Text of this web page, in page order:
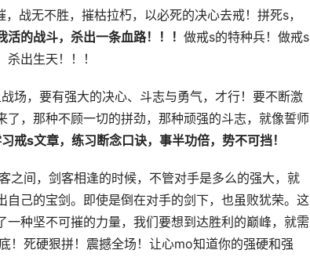
战无不胜，摧枯拉朽，以必死的决心去戒！拼死s，
活的战斗，杀出一条血路！！！ 做戒s的特种兵！做戒s
出生天！！！
场，要有强大的决心、斗志与勇气，才行！要不断激
，那种不顾一切的拼劲，那种顽强的斗志，就像誓师
戒s文章，练习断念口诀，事半功倍，势不可挡！
之间，剑客相逢的时候，不管对手是多么的强大，就
己的宝剑。即使是倒在对手的剑下，也虽败犹荣。这
种坚不可摧的力量，我们要想到达胜利的巅峰，就需
！死硬狠拼！震撼全场！让心mo知道你的强硬和强